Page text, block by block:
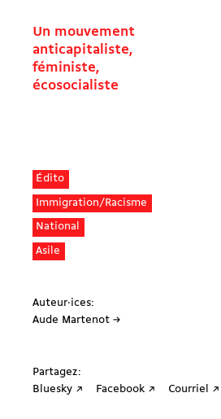
Un mouvement
anticapitaliste,
féministe,
écosocialiste
Édito
Immigration/Racisme
National
Asile
Auteur·ices:
Aude Martenot →
Partagez:
Bluesky ↗
Facebook ↗ Courriel ↗